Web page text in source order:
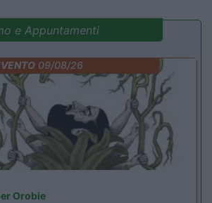
e Appuntamenti
09/08/26
Orobie